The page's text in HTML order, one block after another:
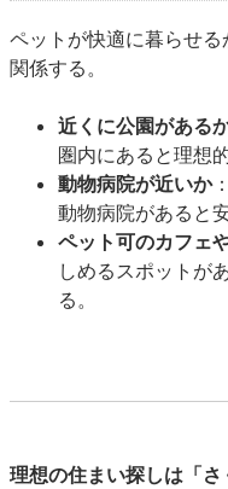
ペットが快適に暮らせる
関係する。
近くに公園がある
圏内にあると理想的
動物病院が近いか
動物病院があると安
ペット可のカフェ
しめるスポットが
る。
理想の住まい探しは「